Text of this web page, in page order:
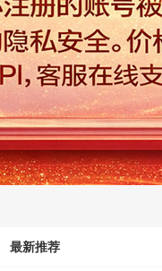
最新推荐